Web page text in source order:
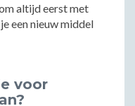
altijd eerst met
een nieuw middel
voor